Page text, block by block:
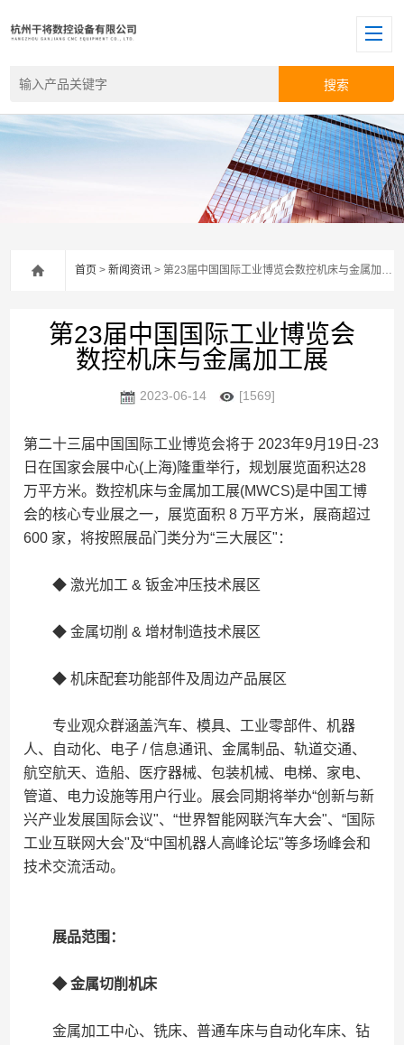
首页 >新闻资讯 > 第23届中国国际工业博览会数控机床与金属加工展
第23届中国国际工业博览会
数控机床与金属加工展
2023-06-14 [1569]
第二十三届中国国际工业博览会将于 2023年9月19日-23
日在国家会展中心(上海)隆重举行，规划展览面积达28
万平方米。数控机床与金属加工展(MWCS)是中国工博
会的核心专业展之一，展览面积 8 万平方米，展商超过
600 家，将按照展品门类分为“三大展区"：
◆ 激光加工 & 钣金冲压技术展区
◆ 金属切削 & 增材制造技术展区
◆ 机床配套功能部件及周边产品展区
专业观众群涵盖汽车、模具、工业零部件、机器
人、自动化、电子 / 信息通讯、金属制品、轨道交通、
航空航天、造船、医疗器械、包装机械、电梯、家电、
管道、电力设施等用户行业。展会同期将举办“创新与新
兴产业发展国际会议"、“世界智能网联汽车大会"、“国际
工业互联网大会"及“中国机器人高峰论坛"等多场峰会和
技术交流活动。
展品范围：
◆ 金属切削机床
金属加工中心、铣床、普通车床与自动化车床、钻